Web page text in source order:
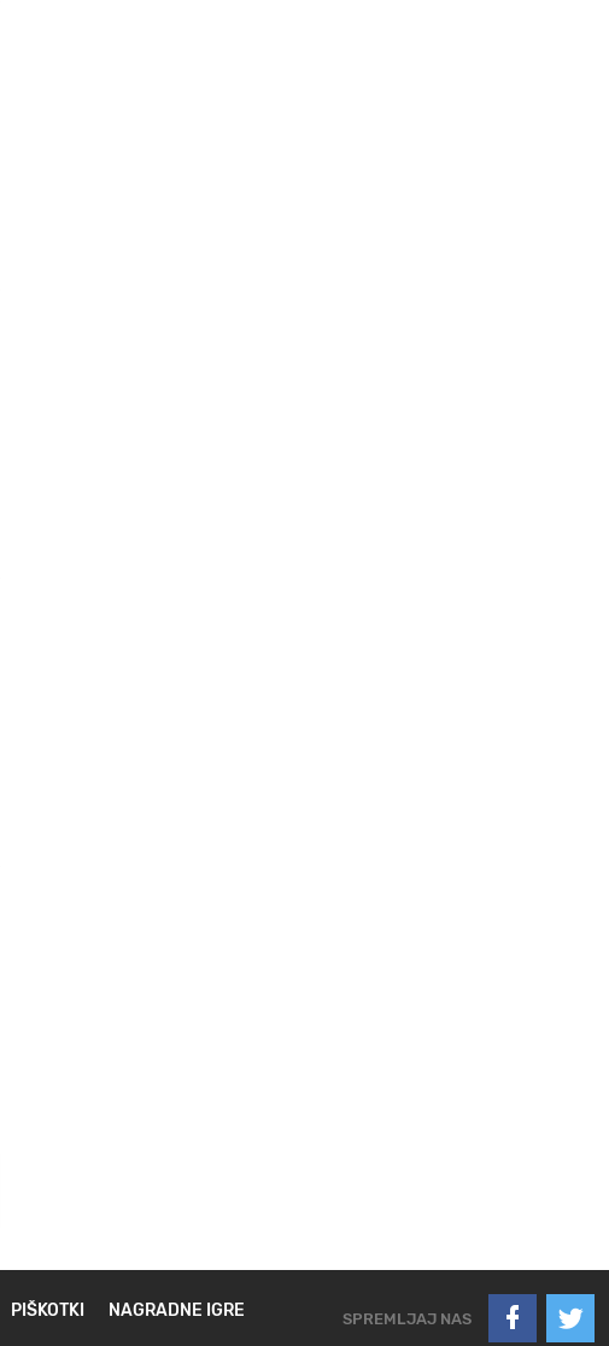
PIŠKOTKI
NAGRADNE IGRE
SPREMLJAJ NAS